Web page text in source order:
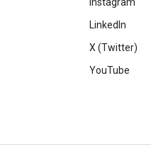
LinkedIn
X (Twitter)
YouTube